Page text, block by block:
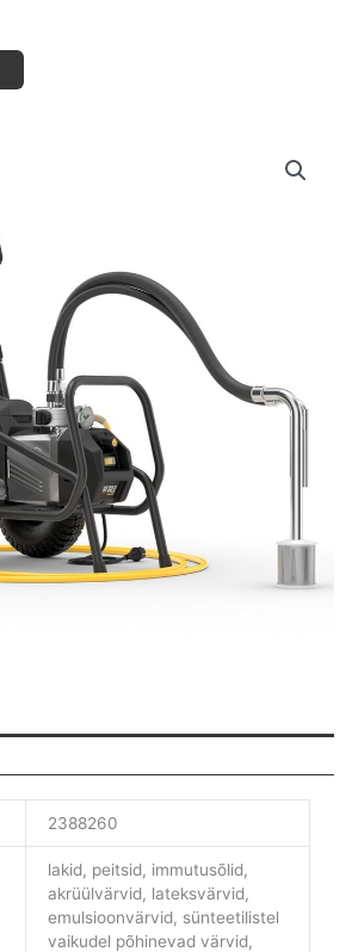
2388260
lakid, peitsid, immutusõlid,
akrüülvärvid, lateksvärvid,
emulsioonvärvid, sünteetilistel
vaikudel põhinevad värvid,